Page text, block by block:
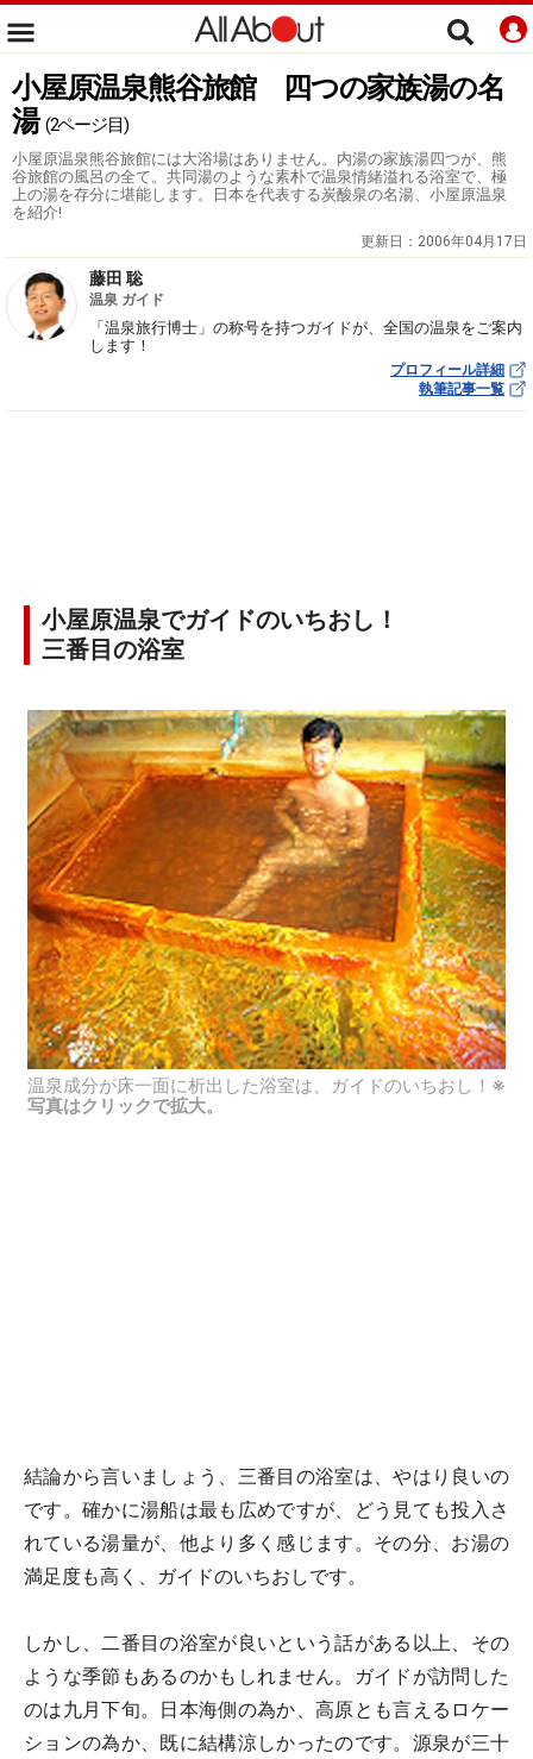
小屋原温泉熊谷旅館 四つの家族湯の名
湯 (2ページ目)
小屋原温泉熊谷旅館には大浴場はありません。内湯の家族湯四つが、熊
谷旅館の風呂の全て。共同湯のような素朴で温泉情緒溢れる浴室で、極
上の湯を存分に堪能します。日本を代表する炭酸泉の名湯、小屋原温泉
を紹介!
更新日： 2006年04月17日
藤田 聡
温泉 ガイド
「温泉旅行博士」の称号を持つガイドが、全国の温泉をご案内
します！
プロフィール詳細
執筆記事一覧
小屋原温泉でガイドのいちおし！
三番目の浴室
温泉成分が床一面に析出した浴室は、ガイドのいちおし！ ※
写真はクリックで拡大。
結論から言いましょう、三番目の浴室は、やはり良いの
です。確かに湯船は最も広めですが、どう見ても投入さ
れている湯量が、他より多く感じます。その分、お湯の
満足度も高く、ガイドのいちおしです。
しかし、二番目の浴室が良いという話がある以上、その
ような季節もあるのかもしれません。ガイドが訪問した
のは九月下旬。日本海側の為か、高原とも言えるロケー
ションの為か、既に結構涼しかったのです。源泉が三十